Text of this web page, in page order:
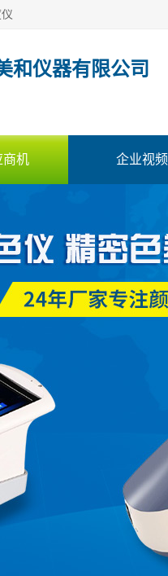
和仪器有限公司
商机 企业视频